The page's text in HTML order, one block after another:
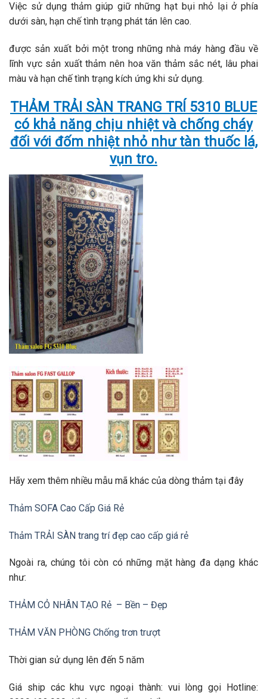
Việc sử dụng thảm giúp giữ những hạt bụi nhỏ lại ở phía
dưới sàn, hạn chế tình trạng phát tán lên cao.
được sản xuất bởi một trong những nhà máy hàng đầu về
lĩnh vực sản xuất thảm nên hoa văn thảm sắc nét, lâu phai
màu và hạn chế tình trạng kích ứng khi sử dụng.
THẢM TRẢI SÀN TRANG TRÍ 5310 BLUE
có khả năng chịu nhiệt và chống cháy
đối với đốm nhiệt nhỏ như tàn thuốc lá,
vụn tro.
Hãy xem thêm nhiều mẫu mã khác của dòng thảm tại đây
Thảm SOFA Cao Cấp Giá Rẻ
Thảm TRẢI SÀN trang trí đẹp cao cấp giá rẻ
Ngoài ra, chúng tôi còn có những mặt hàng đa dạng khác
như:
THẢM CỎ NHÂN TẠO Rẻ – Bền – Đẹp
THẢM VĂN PHÒNG Chống trơn trượt
Thời gian sử dụng lên đến 5 năm
Giá ship các khu vực ngoại thành: vui lòng gọi Hotline: